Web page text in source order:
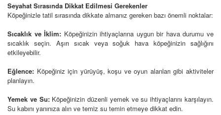
Seyahat Sırasında Dikkat Edilmesi Gerekenler
Köpeğinizle tatil sırasında dikkate almanız gereken bazı önemli noktalar:
Sıcaklık ve İklim: Köpeğinizin ihtiyaçlarına uygun bir hava durumu ve
sıcaklık seçin. Aşırı sıcak veya soğuk hava köpeğinizin sağlığını
etkileyebilir.
Eğlence: Köpeğiniz için yürüyüş, koşu ve oyun alanları gibi aktiviteler
planlayın.
Yemek ve Su:Köpeğinizin düzenli yemek ve su ihtiyaçlarını karşılayın.
Su kabını yanınıza alın ve temiz su temin etmeye dikkat edin.